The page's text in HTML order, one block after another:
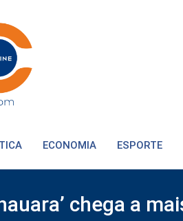
ECONOMIA ESPORTE
chega a